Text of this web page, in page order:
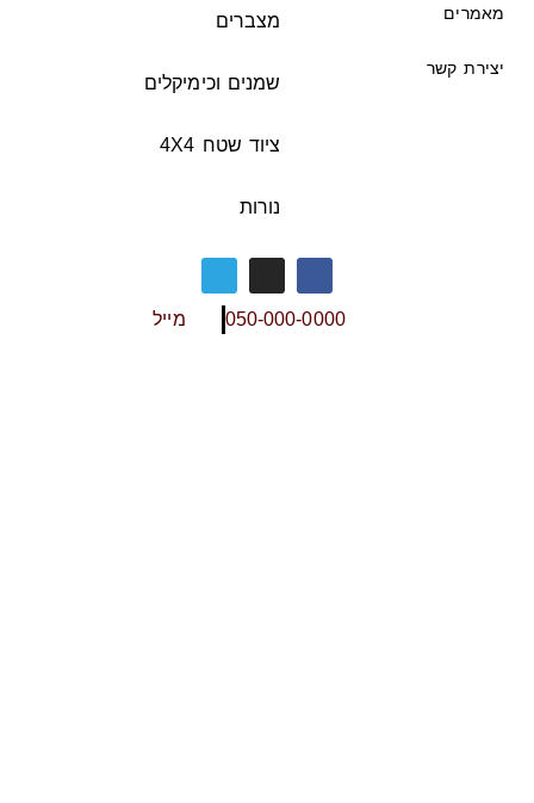
מאמרים
יצירת קשר
מצברים
שמנים וכימיקלים
ציוד שטח 4X4
נורות
050-000-0000 מייל